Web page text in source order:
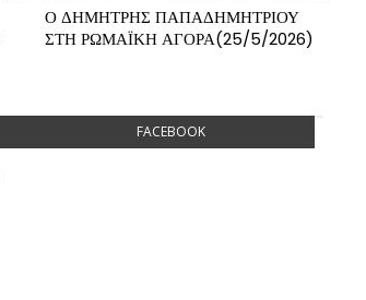
Ο ΔΗΜΗΤΡΗΣ ΠΑΠΑΔΗΜΗΤΡΙΟΥ
ΣΤΗ ΡΩΜΑΪΚΗ ΑΓΟΡΑ(25/5/2026)
FACEBOOK